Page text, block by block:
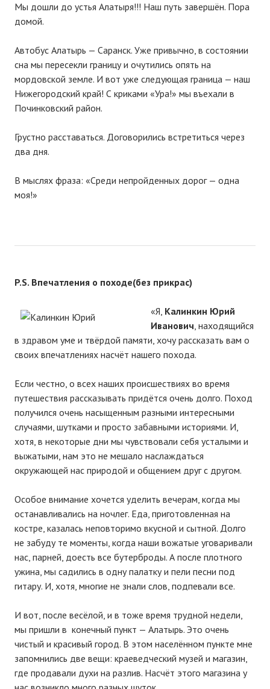
Мы дошли до устья Алатыря!!! Наш путь завершён. Пора
домой.
Автобус Алатырь — Саранск. Уже привычно, в состоянии
сна мы пересекли границу и очутились опять на
мордовской земле. И вот уже следующая граница — наш
Нижегородский край! С криками «Ура!» мы въехали в
Починковский район.
Грустно расставаться. Договорились встретиться через
два дня.
В мыслях фраза: «Среди непройденных дорог — одна
моя!»
P.S. Впечатления о походе(без прикрас)
«Я, Калинкин Юрий
Иванович, находящийся
в здравом уме и твёрдой памяти, хочу рассказать вам о
своих впечатлениях насчёт нашего похода.
Если честно, о всех наших происшествиях во время
путешествия рассказывать придётся очень долго. Поход
получился очень насыщенным разными интересными
случаями, шутками и просто забавными историями. И,
хотя, в некоторые дни мы чувствовали себя усталыми и
выжатыми, нам это не мешало наслаждаться
окружающей нас природой и общением друг с другом.
Особое внимание хочется уделить вечерам, когда мы
останавливались на ночлег. Еда, приготовленная на
костре, казалась неповторимо вкусной и сытной. Долго
не забуду те моменты, когда наши вожатые уговаривали
нас, парней, доесть все бутерброды. А после плотного
ужина, мы садились в одну палатку и пели песни под
гитару. И, хотя, многие не знали слов, подпевали все.
И вот, после весёлой, и в тоже время трудной недели,
мы пришли в конечный пункт — Алатырь. Это очень
чистый и красивый город. В этом населённом пункте мне
запомнились две вещи: краеведческий музей и магазин,
где продавали духи на разлив. Насчёт этого магазина у